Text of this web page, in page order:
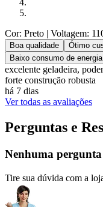
Cor: Preto | Voltagem:
Boa qualidade Ótimo
Baixo consumo de energia
excelente geladeira,
forte construção robusta
há 7 dias
Ver todas as avaliações
Perguntas e
Nenhuma
Tire sua dúvida com a